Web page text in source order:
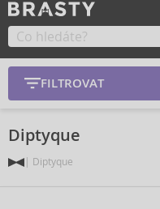
FILTROVAT
Diptyque
Diptyque